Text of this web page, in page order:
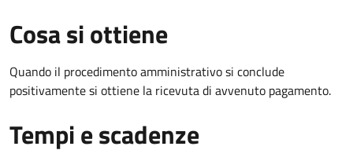
Cosa si ottiene
Quando il procedimento amministrativo si conclude
positivamente si ottiene la ricevuta di avvenuto pagamento.
Tempi e scadenze